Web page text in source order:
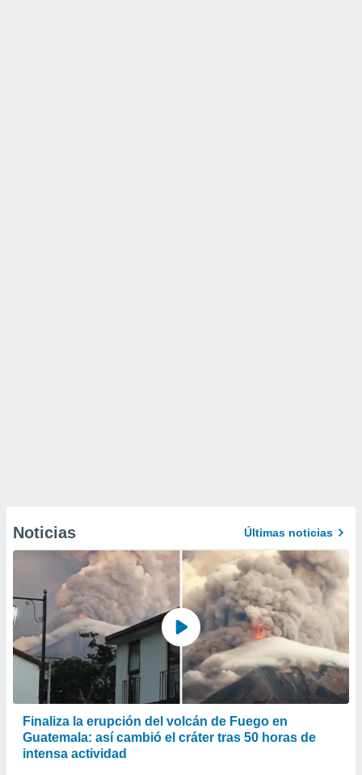
Noticias Últimas noticias
Finaliza la erupción del volcán de Fuego en
Guatemala: así cambió el cráter tras 50 horas de
intensa actividad